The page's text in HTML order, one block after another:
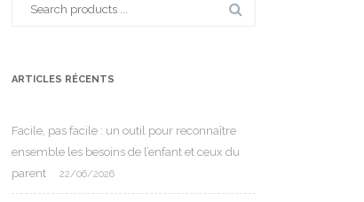
ARTICLES RÉCENTS
Facile, pas facile : un outil pour reconnaître
ensemble les besoins de l’enfant et ceux du
parent
22/06/2026